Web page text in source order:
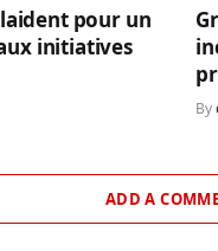
pour un
initiatives
By
ADD A